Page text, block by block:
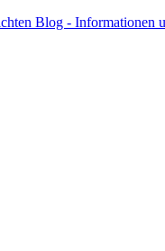
Blog - Informationen